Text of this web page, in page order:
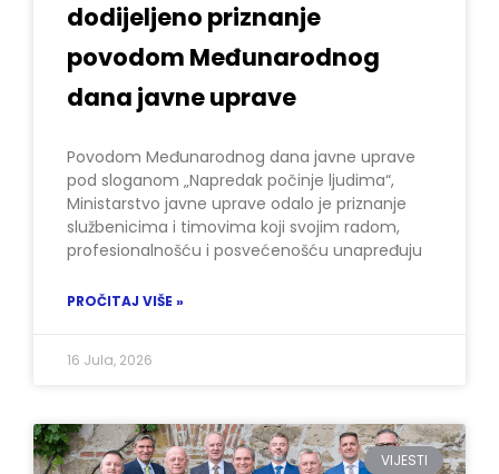
dodijeljeno priznanje
povodom Međunarodnog
dana javne uprave
Povodom Međunarodnog dana javne uprave
pod sloganom „Napredak počinje ljudima“,
Ministarstvo javne uprave odalo je priznanje
službenicima i timovima koji svojim radom,
profesionalnošću i posvećenošću unapređuju
PROČITAJ VIŠE »
16 Jula, 2026
VIJESTI